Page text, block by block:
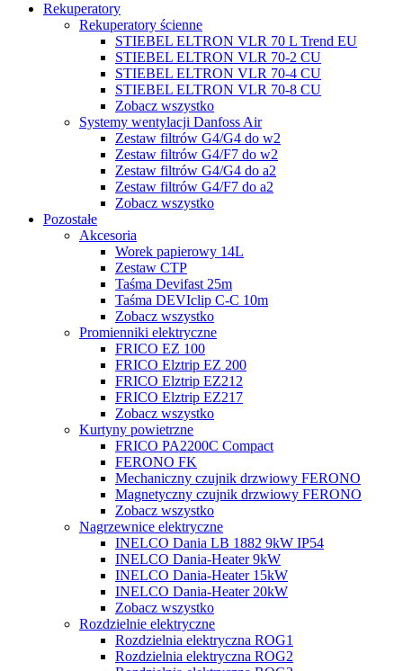
Rekuperatory
Rekuperatory ścienne
STIEBEL ELTRON VLR 70 L Trend EU
STIEBEL ELTRON VLR 70-2 CU
STIEBEL ELTRON VLR 70-4 CU
STIEBEL ELTRON VLR 70-8 CU
Zobacz wszystko
Systemy wentylacji Danfoss Air
Zestaw filtrów G4/G4 do w2
Zestaw filtrów G4/F7 do w2
Zestaw filtrów G4/G4 do a2
Zestaw filtrów G4/F7 do a2
Zobacz wszystko
Pozostałe
Akcesoria
Worek papierowy 14L
Zestaw CTP
Taśma Devifast 25m
Taśma DEVIclip C-C 10m
Zobacz wszystko
Promienniki elektryczne
FRICO EZ 100
FRICO Elztrip EZ 200
FRICO Elztrip EZ212
FRICO Elztrip EZ217
Zobacz wszystko
Kurtyny powietrzne
FRICO PA2200C Compact
FERONO FK
Mechaniczny czujnik drzwiowy FERONO
Magnetyczny czujnik drzwiowy FERONO
Zobacz wszystko
Nagrzewnice elektryczne
INELCO Dania LB 1882 9kW IP54
INELCO Dania-Heater 9kW
INELCO Dania-Heater 15kW
INELCO Dania-Heater 20kW
Zobacz wszystko
Rozdzielnie elektryczne
Rozdzielnia elektryczna ROG1
Rozdzielnia elektryczna ROG2